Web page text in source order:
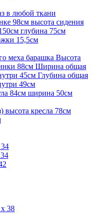
в любой ткани
98см высота сидения
глубина 75см
15,5см
меха барашка Высота
88см Ширина общая
45см Глубина общая
49см
84см ширина 50см
высота кресла 78см
38